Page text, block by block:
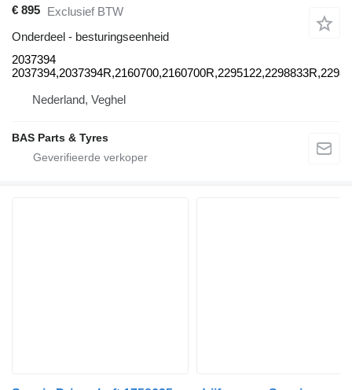
€ 895 Exclusief BTW
Onderdeel - besturingseenheid
2037394
Nederland, Veghel
BAS Parts & Tyres